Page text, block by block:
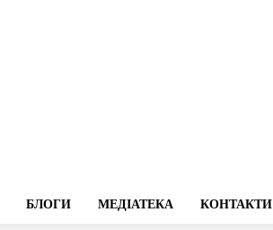
БЛОГИ МЕДІАТЕКА КОНТАКТИ